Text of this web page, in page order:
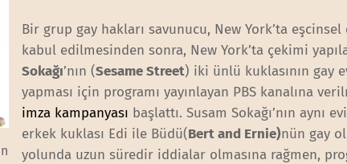
Bir grup gay hakları savunucu, New York’ta
kabul edilmesinden sonra, New York’ta çekimi
Sokağı’nın (Sesame Street) iki ünlü kuklasının gay
yapması için programı yayınlayan PBS kanalına
imza kampanyası başlattı. Susam Sokağı’nın aynı
erkek kuklası Edi ile Büdü(Bert and Ernie)nün gay
yolunda uzun süredir iddialar olmasına rağmen,